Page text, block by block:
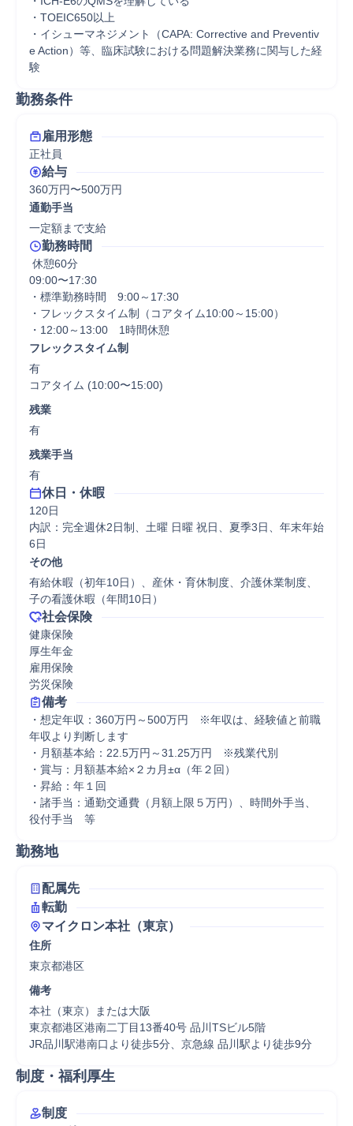
・TOEIC650以上
・イシューマネジメント（CAPA: Corrective and Preventiv
e Action）等、臨床試験における問題解決業務に関与した経
験
勤務条件
雇用形態
正社員
給与
360万円〜500万円
通勤手当
一定額まで支給
勤務時間
休憩60分
09:00〜17:30
・標準勤務時間　9:00～17:30
・フレックスタイム制（コアタイム10:00～15:00）
・12:00～13:00　1時間休憩
フレックスタイム制
有
コアタイム (10:00〜15:00)
残業
有
残業手当
有
休日・休暇
120日
内訳：完全週休2日制、土曜 日曜 祝日、夏季3日、年末年始
6日
その他
有給休暇（初年10日）、産休・育休制度、介護休業制度、
子の看護休暇（年間10日）
社会保険
健康保険
厚生年金
雇用保険
労災保険
備考
・想定年収：360万円～500万円　※年収は、経験値と前職
年収より判断します
・月額基本給：22.5万円～31.25万円　※残業代別
・賞与：月額基本給×２カ月±α（年２回）
・昇給：年１回
・諸手当：通勤交通費（月額上限５万円）、時間外手当、
役付手当　等
勤務地
配属先
転勤
マイクロン本社（東京）
住所
東京都港区
備考
本社（東京）または大阪
東京都港区港南二丁目13番40号 品川TSビル5階
JR品川駅港南口より徒歩5分、京急線 品川駅より徒歩9分
制度・福利厚生
制度